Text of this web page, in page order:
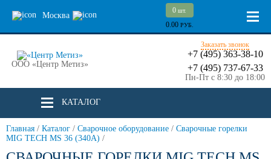
Москва
0 шт.
0.00 РУБ.
ООО «Центр Метиз»
Заказать звонок
+7 (495) 363-38-10
+7 (495) 737-67-33
Пн-Пт с 8:30 до 18:00
КАТАЛОГ
Главная / Каталог / Сварочное оборудование / Сварочные горелки
MIG TECH MS 36 (340A) /